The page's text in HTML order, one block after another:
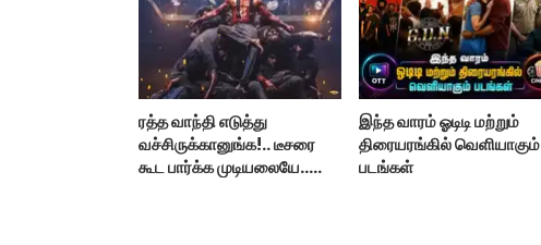
ரத்த வாந்தி எடுத்து
வச்சிருக்கானுங்க!.. டீசரை
கூட பார்க்க முடியலையே..
இந்த வாரம் ஓடிடி மற்றும்
திரையரங்கில் வெளியாகும்
படங்கள்